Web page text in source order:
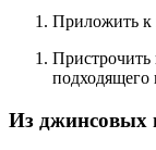
Приложить к
подходящего
Из джинсовых